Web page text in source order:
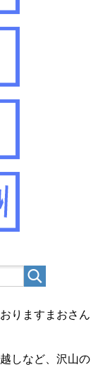
りますまおさん
しなど、沢山の